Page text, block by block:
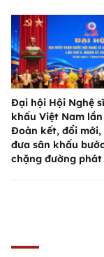
Đại hội Hội Nghệ
khấu Việt Nam
Đoàn kết, đổi mới,
đưa sân khấu
chặng đường